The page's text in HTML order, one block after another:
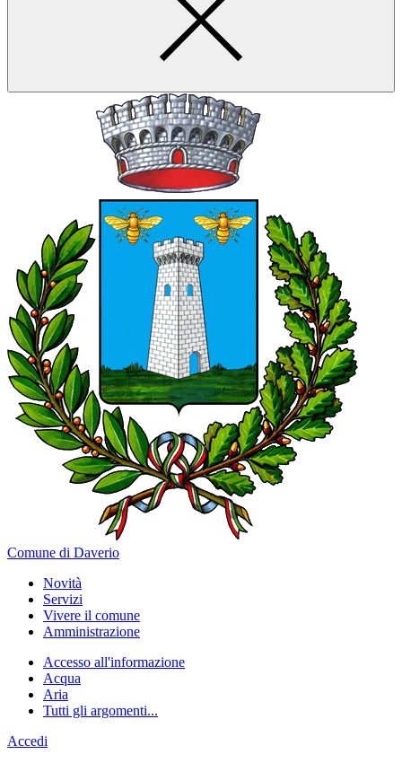
Comune di Daverio
Novità
Servizi
Vivere il comune
Amministrazione
Accesso all'informazione
Acqua
Aria
Tutti gli argomenti...
Accedi